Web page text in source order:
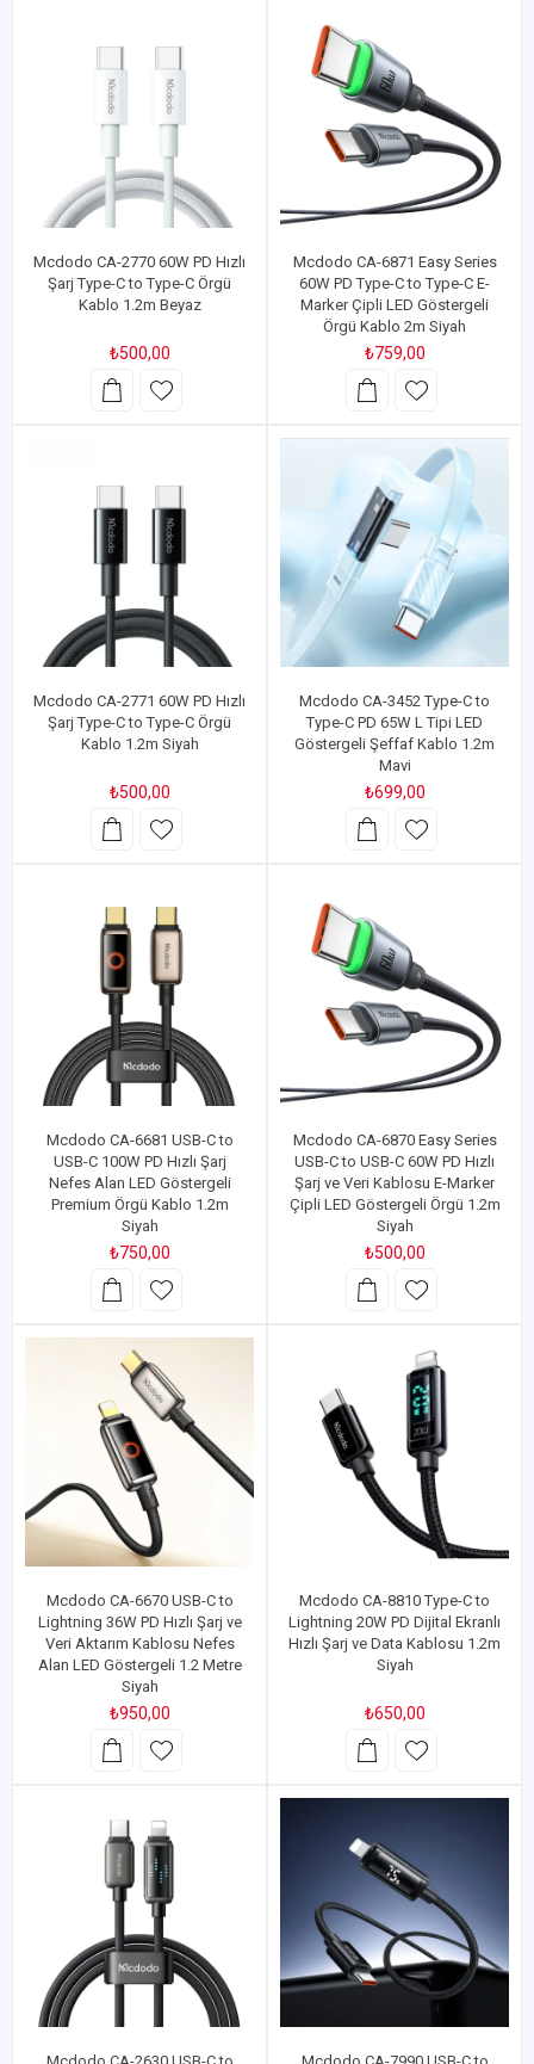
Mcdodo CA-2770 60W PD Hızlı
Şarj Type-C to Type-C Örgü
Kablo 1.2m Beyaz
₺500,00
Mcdodo CA-6871 Easy Series
60W PD Type-C to Type-C E-
Marker Çipli LED Göstergeli
Örgü Kablo 2m Siyah
₺759,00
Mcdodo CA-2771 60W PD Hızlı
Şarj Type-C to Type-C Örgü
Kablo 1.2m Siyah
₺500,00
Mcdodo CA-3452 Type-C to
Type-C PD 65W L Tipi LED
Göstergeli Şeffaf Kablo 1.2m
Mavi
₺699,00
Mcdodo CA-6681 USB-C to
USB-C 100W PD Hızlı Şarj
Nefes Alan LED Göstergeli
Premium Örgü Kablo 1.2m
Siyah
₺750,00
Mcdodo CA-6870 Easy Series
USB-C to USB-C 60W PD Hızlı
Şarj ve Veri Kablosu E-Marker
Çipli LED Göstergeli Örgü 1.2m
Siyah
₺500,00
Mcdodo CA-6670 USB-C to
Lightning 36W PD Hızlı Şarj ve
Veri Aktarım Kablosu Nefes
Alan LED Göstergeli 1.2 Metre
Siyah
₺950,00
Mcdodo CA-8810 Type-C to
Lightning 20W PD Dijital Ekranlı
Hızlı Şarj ve Data Kablosu 1.2m
Siyah
₺650,00